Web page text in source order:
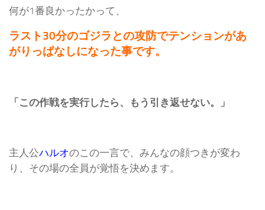
何が1番良かったかって、
ラスト30分のゴジラとの攻防でテンションがあ
がりっぱなしになった事です。
「この作戦を実行したら、もう引き返せない。」
主人公ハルオのこの一言で、みんなの顔つきが変わ
り、その場の全員が覚悟を決めます。